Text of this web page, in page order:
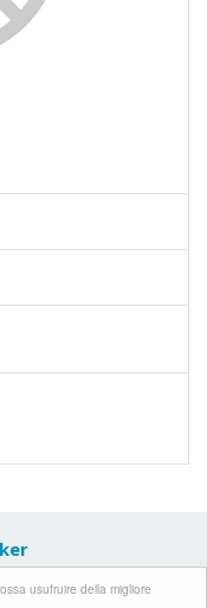
usufruire della migliore